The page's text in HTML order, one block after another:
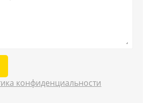
конфиденциальности